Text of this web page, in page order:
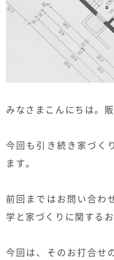
ニュース
オ
みなさまこんにちは。
今回も引き続き家づく
ます。
前回まではお問い合わ
学と家づくりに関する
今回は、そのお打合せ